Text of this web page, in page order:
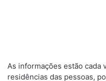
As informações estão cada
residências das pessoas,